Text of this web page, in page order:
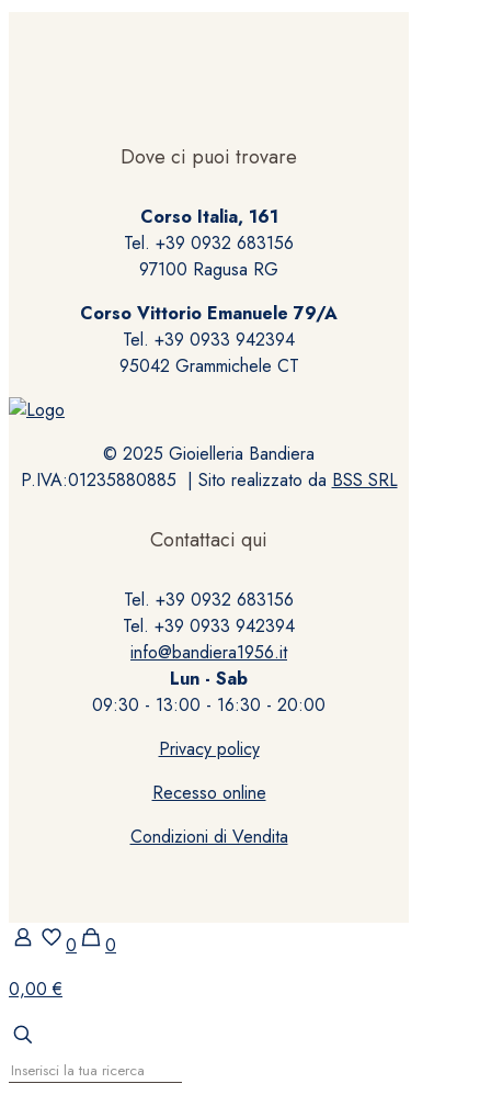
Dove ci puoi trovare
Corso Italia, 161
Tel. +39 0932 683156
97100 Ragusa RG
Corso Vittorio Emanuele 79/A
Tel. +39 0933 942394
95042 Grammichele CT
© 2025 Gioielleria Bandiera
P.IVA:01235880885 | Sito realizzato da BSS SRL
Contattaci qui
Tel. +39 0932 683156
Tel. +39 0933 942394
info@bandiera1956.it
Lun - Sab
09:30 - 13:00 - 16:30 - 20:00
Privacy policy
Recesso online
Condizioni di Vendita
0
0
0,00 €